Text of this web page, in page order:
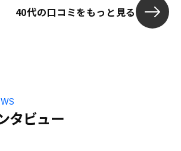
リノシーで負担など
40代の口コミをもっと見る
タビュー